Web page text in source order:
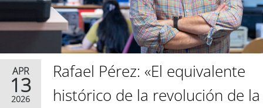
APR
13
2026
Rafael Pérez: «El equivalente
histórico de la revolución de la